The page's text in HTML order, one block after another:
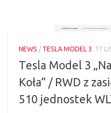
NEWS /TESLA MODEL 3 17
Tesla Model 3
Koła” / RWD z
510 jednostek